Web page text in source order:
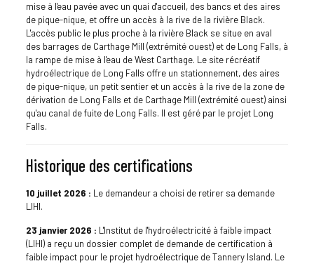
mise à l'eau pavée avec un quai d'accueil, des bancs et des aires
de pique-nique, et offre un accès à la rive de la rivière Black.
L'accès public le plus proche à la rivière Black se situe en aval
des barrages de Carthage Mill (extrémité ouest) et de Long Falls, à
la rampe de mise à l'eau de West Carthage. Le site récréatif
hydroélectrique de Long Falls offre un stationnement, des aires
de pique-nique, un petit sentier et un accès à la rive de la zone de
dérivation de Long Falls et de Carthage Mill (extrémité ouest) ainsi
qu'au canal de fuite de Long Falls. Il est géré par le projet Long
Falls.
Historique des certifications
10 juillet 2026 : Le demandeur a choisi de retirer sa demande
LIHI.
23 janvier 2026 : L'Institut de l'hydroélectricité à faible impact
(LIHI) a reçu un dossier complet de demande de certification à
faible impact pour le projet hydroélectrique de Tannery Island. Le